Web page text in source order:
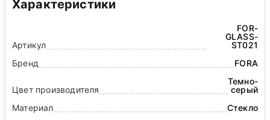
Характеристики
Артикул
FOR-
GLASS-
ST021
Бренд
FORA
Цвет производителя
Темно-
серый
Материал
Стекло